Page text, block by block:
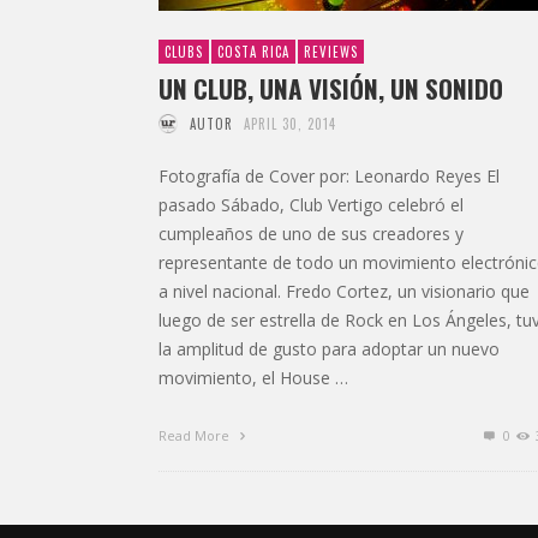
CLUBS COSTA RICA REVIEWS
UN CLUB, UNA VISIÓN, UN SONIDO
AUTOR APRIL 30, 2014
Fotografía de Cover por: Leonardo Reyes El
pasado Sábado, Club Vertigo celebró el
cumpleaños de uno de sus creadores y
representante de todo un movimiento
a nivel nacional. Fredo Cortez, un visionario que
luego de ser estrella de Rock en Los Ángeles,
la amplitud de gusto para adoptar un nuevo
movimiento, el House …
Read More 0